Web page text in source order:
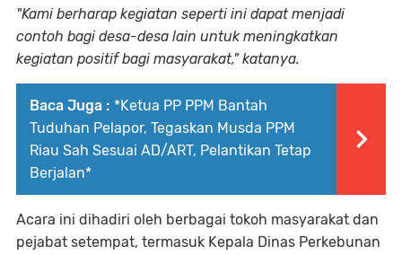
"Kami berharap kegiatan seperti ini dapat menjadi
contoh bagi desa-desa lain untuk meningkatkan
kegiatan positif bagi masyarakat," katanya.
Baca Juga : *Ketua PP PPM Bantah
Tuduhan Pelapor, Tegaskan Musda PPM
Riau Sah Sesuai AD/ART, Pelantikan Tetap
Berjalan*
Acara ini dihadiri oleh berbagai tokoh masyarakat dan
pejabat setempat, termasuk Kepala Dinas Perkebunan